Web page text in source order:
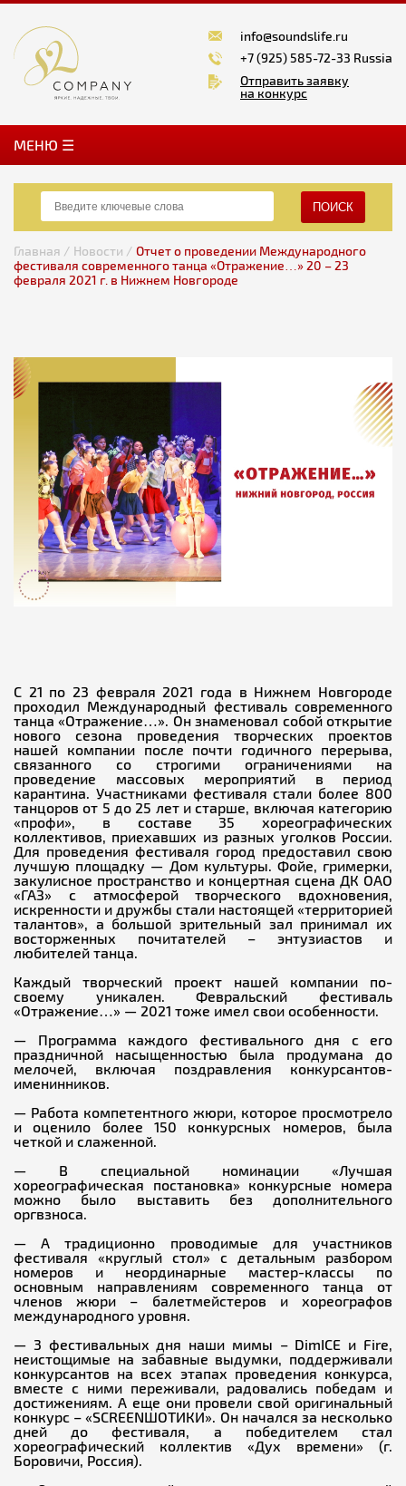
info@soundslife.ru
+7 (925) 585-72-33 Russia
Отправить заявку
на конкурс
MЕНЮ ☰
ПОИСК
Главная / Новости / Отчет о проведении Международного
фестиваля современного танца «Отражение…» 20 – 23
февраля 2021 г. в Нижнем Новгороде
С 21 по 23 февраля 2021 года в Нижнем Новгороде
проходил Международный фестиваль современного
танца «Отражение…». Он знаменовал собой открытие
нового сезона проведения творческих проектов
нашей компании после почти годичного перерыва,
связанного со строгими ограничениями на
проведение массовых мероприятий в период
карантина. Участниками фестиваля стали более 800
танцоров от 5 до 25 лет и старше, включая категорию
«профи», в составе 35 хореографических
коллективов, приехавших из разных уголков России.
Для проведения фестиваля город предоставил свою
лучшую площадку — Дом культуры. Фойе, гримерки,
закулисное пространство и концертная сцена ДК ОАО
«ГАЗ» с атмосферой творческого вдохновения,
искренности и дружбы стали настоящей «территорией
талантов», а большой зрительный зал принимал их
восторженных почитателей – энтузиастов и
любителей танца.
Каждый творческий проект нашей компании по-
своему уникален. Февральский фестиваль
«Отражение…» — 2021 тоже имел свои особенности.
— Программа каждого фестивального дня с его
праздничной насыщенностью была продумана до
мелочей, включая поздравления конкурсантов-
именинников.
— Работа компетентного жюри, которое просмотрело
и оценило более 150 конкурсных номеров, была
четкой и слаженной.
— В специальной номинации «Лучшая
хореографическая постановка» конкурсные номера
можно было выставить без дополнительного
оргвзноса.
— А традиционно проводимые для участников
фестиваля «круглый стол» с детальным разбором
номеров и неординарные мастер-классы по
основным направлениям современного танца от
членов жюри – балетмейстеров и хореографов
международного уровня.
— 3 фестивальных дня наши мимы – DimICE и Fire,
неистощимые на забавные выдумки, поддерживали
конкурсантов на всех этапах проведения конкурса,
вместе с ними переживали, радовались победам и
достижениям. А еще они провели свой оригинальный
конкурс – «SCREENШОТИКИ». Он начался за несколько
дней до фестиваля, а победителем стал
хореографический коллектив «Дух времени» (г.
Боровичи, Россия).